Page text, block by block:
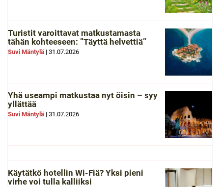
Turistit varoittavat matkustamasta
tähän kohteeseen: ”Täyttä helvettiä”
Suvi Mäntylä | 31.07.2026
Yhä useampi matkustaa nyt öisin – syy
yllättää
Suvi Mäntylä | 31.07.2026
Käytätkö hotellin Wi-Fiä? Yksi pieni
virhe voi tulla kalliiksi